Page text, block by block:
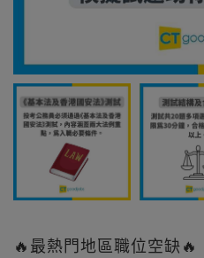
🔥最熱門地區職位空缺🔥